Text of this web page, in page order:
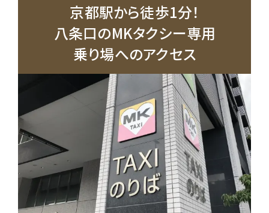
京都駅から徒歩1分！
八条口のMKタクシー専用
乗り場へのアクセス